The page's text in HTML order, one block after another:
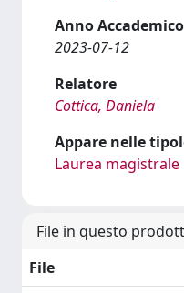
Anno Accademico
2023-07-12
Relatore
Cottica, Daniela
Appare nelle
Laurea magistrale
File in questo
File